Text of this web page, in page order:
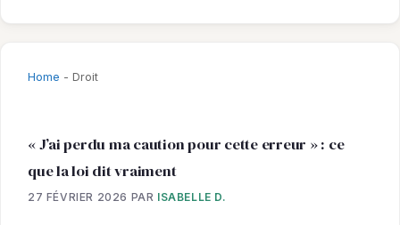
Home - Droit
« J’ai perdu ma caution pour cette erreur » : ce
que la loi dit vraiment
27 FÉVRIER 2026 PAR ISABELLE D.